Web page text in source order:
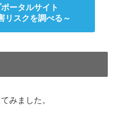
ータルサイト
リスクを調べる～
みました。